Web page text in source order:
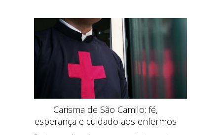
Carisma de São Camilo: fé,
esperança e cuidado aos enfermos